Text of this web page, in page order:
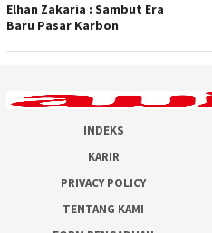
Elhan Zakaria : Sambut Era
Baru Pasar Karbon
INDEKS
KARIR
PRIVACY POLICY
TENTANG KAMI